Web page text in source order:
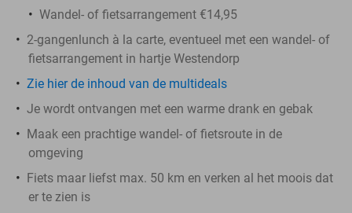
Wandel- of fietsarrangement €14,95
2-gangenlunch à la carte, eventueel met een wandel- of
fietsarrangement in hartje Westendorp
Zie hier de inhoud van de multideals
Je wordt ontvangen met een warme drank en gebak
Maak een prachtige wandel- of fietsroute in de
omgeving
Fiets maar liefst max. 50 km en verken al het moois dat
er te zien is